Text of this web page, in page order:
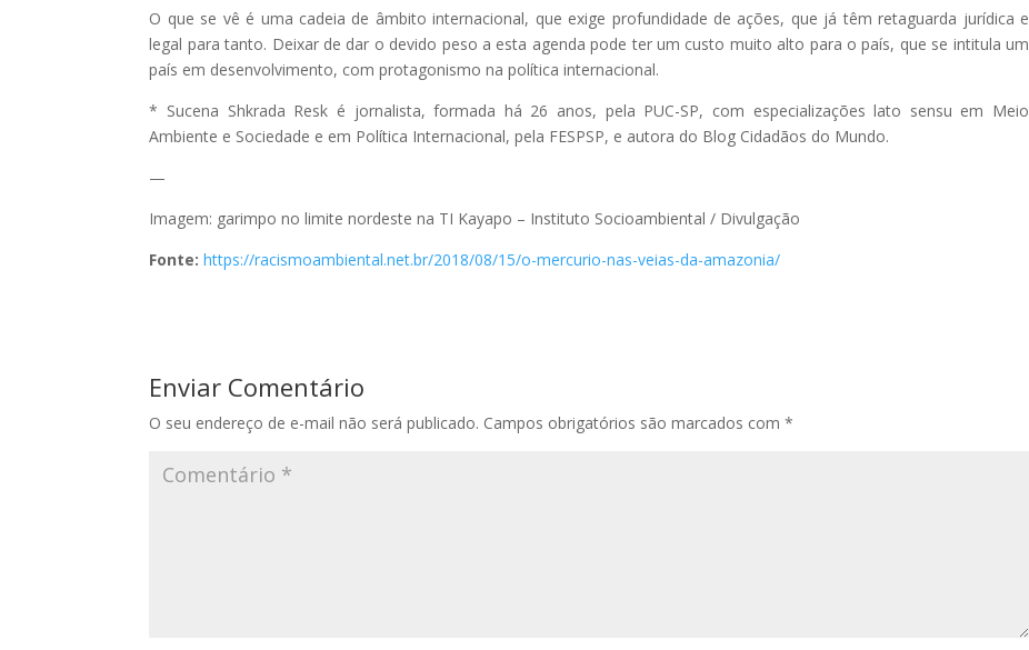
O que se vê é uma cadeia de âmbito internacional, que exige profundidade de ações, que já têm retaguarda jurídica e
legal para tanto. Deixar de dar o devido peso a esta agenda pode ter um custo muito alto para o país, que se intitula um
país em desenvolvimento, com protagonismo na política internacional.
* Sucena Shkrada Resk é jornalista, formada há 26 anos, pela PUC-SP, com especializações lato sensu em Meio
Ambiente e Sociedade e em Política Internacional, pela FESPSP, e autora do Blog Cidadãos do Mundo.
—
Imagem: garimpo no limite nordeste na TI Kayapo – Instituto Socioambiental / Divulgação
Fonte:https://racismoambiental.net.br/2018/08/15/o-mercurio-nas-veias-da-amazonia/
Enviar Comentário
O seu endereço de e-mail não será publicado. Campos obrigatórios são marcados com*